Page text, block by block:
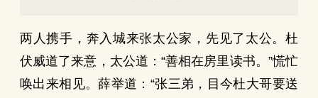
两人携手，奔入城来张太公家，先见了太公。杜
伏威道了来意，太公道：“善相在房里读书。”慌忙
唤出来相见。薛举道：“张三弟，目今杜大哥要送